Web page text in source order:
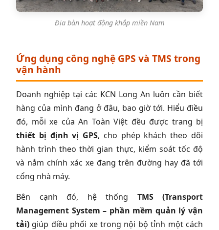
Địa bàn hoạt động khắp miền Nam
Ứng dụng công nghệ GPS và TMS trong
vận hành
Doanh nghiệp tại các KCN Long An luôn cần biết
hàng của mình đang ở đâu, bao giờ tới. Hiểu điều
đó, mỗi xe của An Toàn Việt đều được trang bị
thiết bị định vị GPS, cho phép khách theo dõi
hành trình theo thời gian thực, kiểm soát tốc độ
và nắm chính xác xe đang trên đường hay đã tới
cổng nhà máy.
Bên cạnh đó, hệ thống TMS (Transport
Management System – phần mềm quản lý vận
tải) giúp điều phối xe trong nội bộ tỉnh một cách